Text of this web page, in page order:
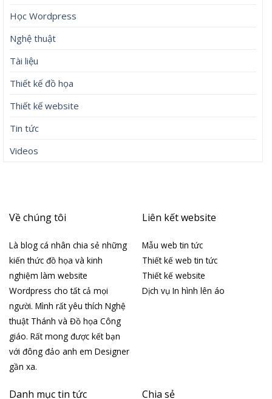
Học Wordpress
Nghệ thuật
Tài liệu
Thiết kế đồ họa
Thiết kế website
Tin tức
Videos
Về chúng tôi
Là blog cá nhân chia sẻ những
kiến thức đồ họa và kinh
nghiệm làm website
Wordpress cho tất cả mọi
người. Mình rất yêu thích Nghệ
thuật Thánh và Đồ họa Công
giáo. Rất mong được kết bạn
với đông đảo anh em Designer
gần xa.
Liên kết website
Mẫu web tin tức
Thiết kế web tin tức
Thiết kế website
Dịch vụ In hình lên áo
Danh mục tin tức Chia sẻ